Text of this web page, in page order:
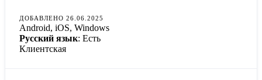
ДОБАВЛЕНО 26.06.2025
Android, iOS, Windows
Русский язык: Есть
Клиентская